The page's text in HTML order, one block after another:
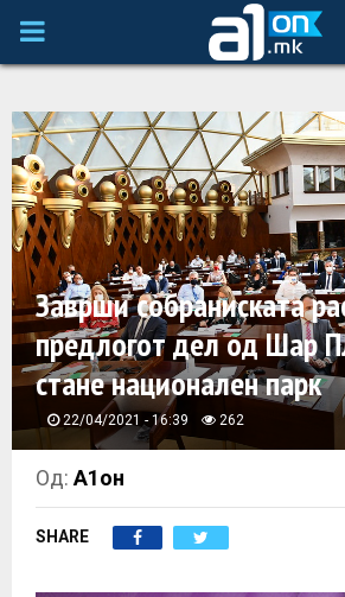
P
I
M
A
R
M
E
Заврши собраниската
предлогот дел од Шар
стане национален парк
22/04/2021 - 16:39 262
Од:А1он
SHARE